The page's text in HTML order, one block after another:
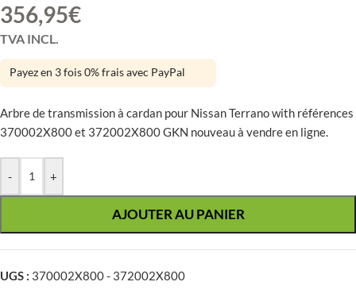
356,95€
TVA INCL.
Payez en 3 fois 0% frais avec PayPal
Arbre de transmission à cardan pour Nissan Terrano with références
370002X800 et 372002X800 GKN nouveau à vendre en ligne.
- +
AJOUTER AU PANIER
UGS : 370002X800 - 372002X800